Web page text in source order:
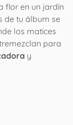
flor en un jardín
de tu álbum se
los matices
para
y